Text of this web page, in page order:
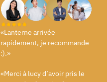
«Lanterne arrivée
rapidement, je recommande
:).»
«Merci à lucy d’avoir pris le